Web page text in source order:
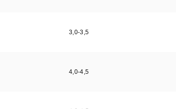
3,0-3,5
4,0-4,5